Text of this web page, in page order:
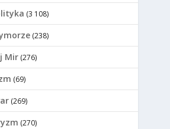
(3 108)
(238)
Mir (276)
(69)
(269)
(270)